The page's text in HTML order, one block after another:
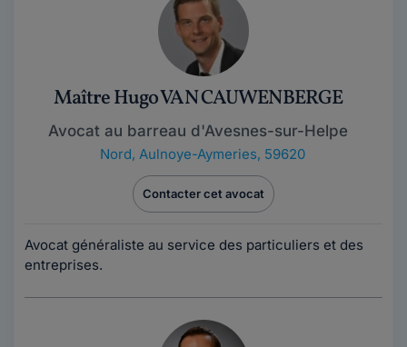
Maître Hugo VAN CAUWENBERGE
Avocat au barreau d'Avesnes-sur-Helpe
Nord, Aulnoye-Aymeries, 59620
Contacter cet avocat
Avocat généraliste au service des particuliers et des
entreprises.